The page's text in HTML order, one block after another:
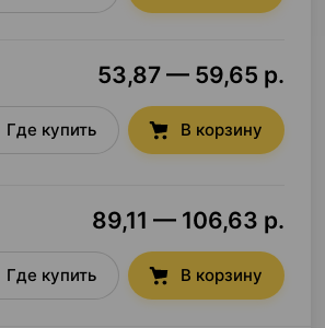
53,87 — 59,65 р.
Где купить В корзину
89,11 — 106,63 р.
Где купить В корзину